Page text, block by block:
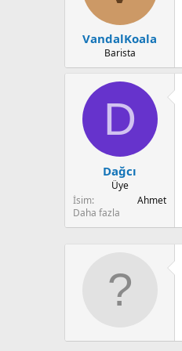
VandalKoala
Barista
D
Dağcı
Üye
İsim
Ahmet
Daha fazla